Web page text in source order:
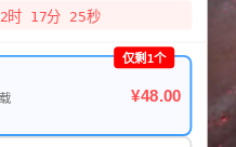
时 17分 25秒
仅剩1个
¥48.00